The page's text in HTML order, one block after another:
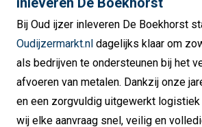
Bij Oud ijzer inleveren De Boekhorst
Oudijzermarkt.nl dagelijks klaar om
als bedrijven te ondersteunen bij het
afvoeren van metalen. Dankzij onze
en een zorgvuldig uitgewerkt
wij elke aanvraag snel, veilig en